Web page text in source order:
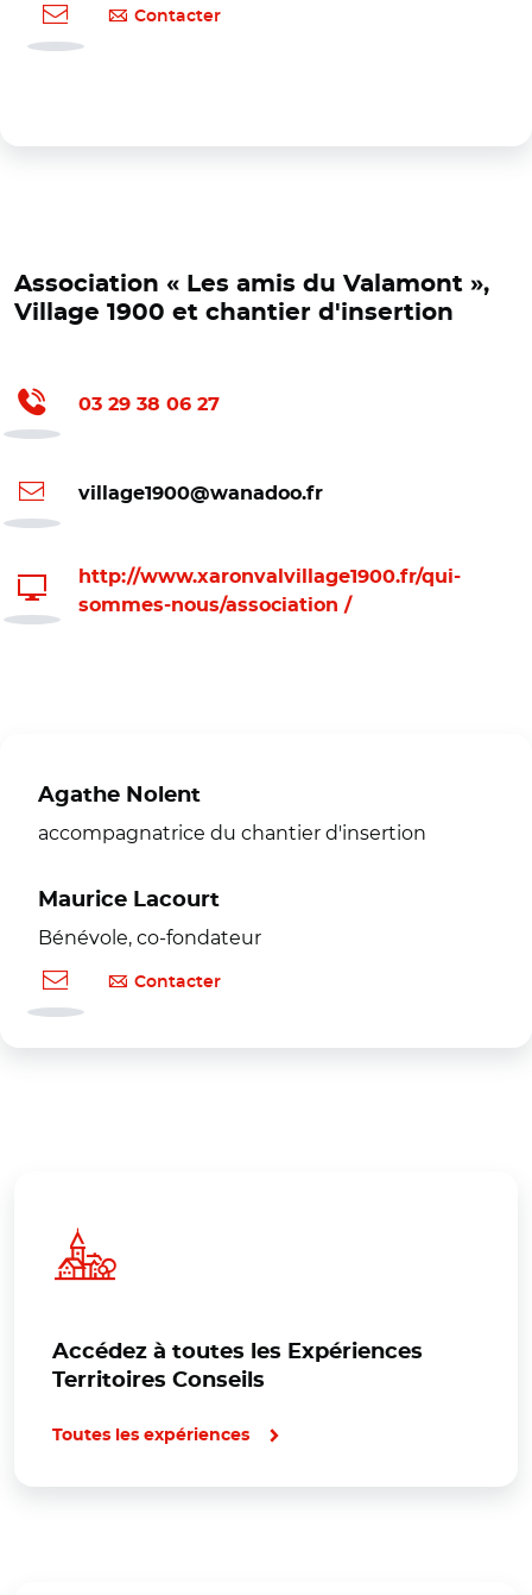
Contacter
Association « Les amis du Valamont »,
Village 1900 et chantier d'insertion
03 29 38 06 27
village1900@wanadoo.fr
http://www.xaronvalvillage1900.fr/qui-
sommes-nous/association /
Agathe Nolent
accompagnatrice du chantier d'insertion
Maurice Lacourt
Bénévole, co-fondateur
Contacter
Accédez à toutes les Expériences
Territoires Conseils
Toutes les expériences